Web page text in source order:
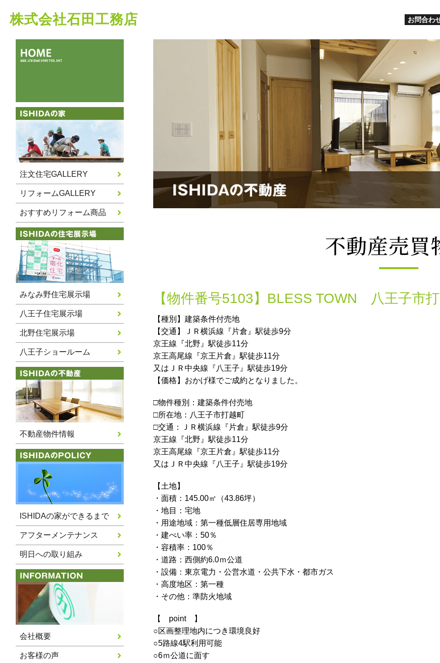
株式会社石田工務店 お問合わ
注文住宅GALLERY
リフォームGALLERY
おすすめリフォーム商品
みなみ野住宅展示場
八王子住宅展示場
北野住宅展示場
八王子ショールーム
不動産物件情報
ISHIDAの家ができるまで
アフターメンテナンス
明日への取り組み
会社概要
お客様の声
不動産売買
【物件番号5103】BLESS TOWN 八王子市
【種別】建築条件付売地
【交通】ＪＲ横浜線『片倉』駅徒歩9分
京王線『北野』駅徒歩11分
京王高尾線『京王片倉』駅徒歩11分
又はＪＲ中央線『八王子』駅徒歩19分
【価格】おかげ様でご成約となりました。
□物件種別：建築条件付売地
□所在地：八王子市打越町
□交通：ＪＲ横浜線『片倉』駅徒歩9分
京王線『北野』駅徒歩11分
京王高尾線『京王片倉』駅徒歩11分
又はＪＲ中央線『八王子』駅徒歩19分
【土地】
・面積：145.00㎡（43.86坪）
・地目：宅地
・用途地域：第一種低層住居専用地域
・建ぺい率：50％
・容積率：100％
・道路：西側約6.0ｍ公道
・設備：東京電力・公営水道・公共下水・都市ガス
・高度地区：第一種
・その他：準防火地域
【 point 】
○区画整理地内につき環境良好
○5路線4駅利用可能
○6ｍ公道に面す